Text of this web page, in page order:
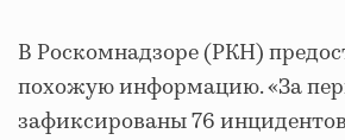
В Роскомнадзоре (РКН)
похожую информацию. «За
зафиксированы 76